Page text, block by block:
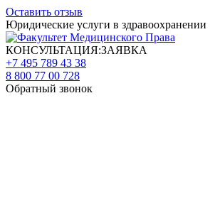
Оставить отзыв
Юридические услуги в здравоохранении
КОНСУЛЬТАЦИЯ:ЗАЯВКА
+7 495 789 43 38
8 800 77 00 728
Обратный звонок